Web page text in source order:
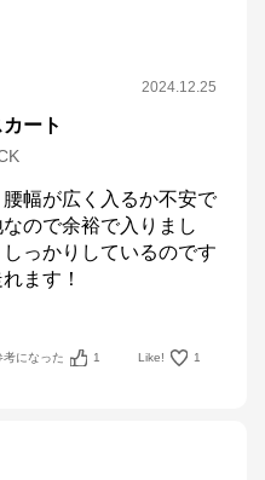
2024.12.25
ート
幅が広く入るか不安で
ので余裕で入りまし
っかりしているのです
ます！
考になった 1 Like! 1